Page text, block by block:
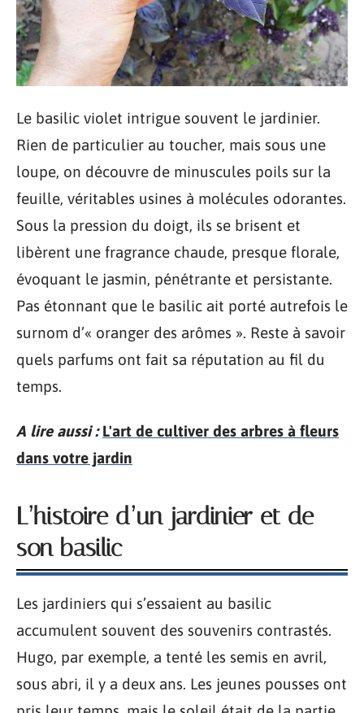
Le basilic violet intrigue souvent le jardinier.
Rien de particulier au toucher, mais sous une
loupe, on découvre de minuscules poils sur la
feuille, véritables usines à molécules odorantes.
Sous la pression du doigt, ils se brisent et
libèrent une fragrance chaude, presque florale,
évoquant le jasmin, pénétrante et persistante.
Pas étonnant que le basilic ait porté autrefois le
surnom d’« oranger des arômes ». Reste à savoir
quels parfums ont fait sa réputation au fil du
temps.
A lire aussi : L'art de cultiver des arbres à fleurs
dans votre jardin
L’histoire d’un jardinier et de
son basilic
Les jardiniers qui s’essaient au basilic
accumulent souvent des souvenirs contrastés.
Hugo, par exemple, a tenté les semis en avril,
sous abri, il y a deux ans. Les jeunes pousses ont